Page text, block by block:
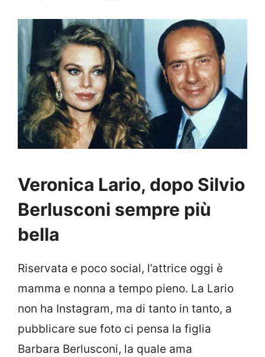
Veronica Lario, dopo Silvio
Berlusconi sempre più
bella
Riservata e poco social, l’attrice oggi è
mamma e nonna a tempo pieno. La Lario
non ha Instagram, ma di tanto in tanto, a
pubblicare sue foto ci pensa la figlia
Barbara Berlusconi, la quale ama